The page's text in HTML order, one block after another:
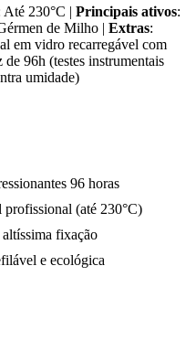
Até 230°C | Principais ativos:
de Milho | Extras:
em vidro recarregável com
96h (testes instrumentais
umidade)
96 horas
profissional (até 230°C)
fixação
e ecológica